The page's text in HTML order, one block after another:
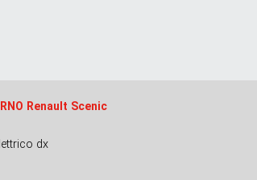
Renault Scenic
dx